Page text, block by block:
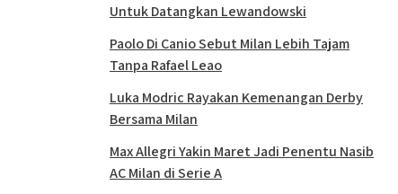
Untuk Datangkan Lewandowski
Paolo Di Canio Sebut Milan Lebih Tajam
Tanpa Rafael Leao
Luka Modric Rayakan Kemenangan Derby
Bersama Milan
Max Allegri Yakin Maret Jadi Penentu Nasib
AC Milan di Serie A